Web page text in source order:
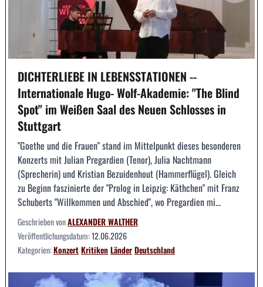
DICHTERLIEBE IN LEBENSSTATIONEN --
Internationale Hugo- Wolf-Akademie: "The Blind
Spot" im Weißen Saal des Neuen Schlosses in
Stuttgart
"Goethe und die Frauen" stand im Mittelpunkt dieses besonderen
Konzerts mit Julian Pregardien (Tenor), Julia Nachtmann
(Sprecherin) und Kristian Bezuidenhout (Hammerflügel). Gleich
zu Beginn faszinierte der "Prolog in Leipzig: Käthchen" mit Franz
Schuberts "Willkommen und Abschied", wo Pregardien mi...
Geschrieben vonALEXANDER WALTHER
Veröffentlichungsdatum:12.06.2026
Kategorien:KonzertKritikenLänderDeutschland